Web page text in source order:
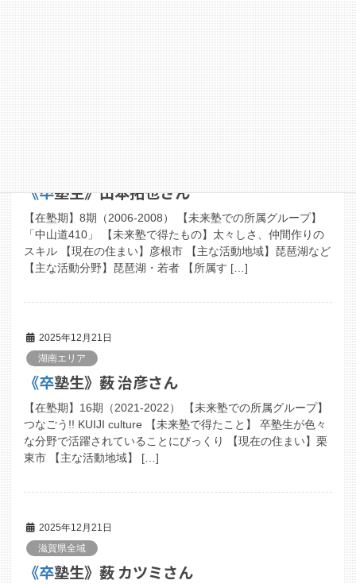
期：１７期 グループ名：たなぼた家 プロジェクト内容：伊香
立地域の活性化 活動期間：2024年～ 活動エリア：大津市伊
香立地区 活動分野：まちづくり、コミュニテイ、農業体験、
空き家対策など
2026年2月7日
滋賀県全域
《卒塾生》山本拓也さん
【在塾期】8期（2006-2008） 【未来塾での所属グループ】
「中山道410」 【未来塾で得たもの】太々しさ、仲間作りの
スキル 【現在の住まい】彦根市 【主な活動地域】琵琶湖など
【主な活動分野】琵琶湖・若者 【所属す […]
2025年12月21日
湖南エリア
《卒塾生》薮 治彦さん
【在塾期】16期（2021-2022） 【未来塾での所属グループ】
つなごう!! KUIJI culture 【未来塾で得たこと】 卒塾生が色々
な分野で活躍されていることにびっくり 【現在の住まい】栗
東市 【主な活動地域】 […]
2025年12月21日
滋賀県全域
《卒塾生》薮 カツミさん